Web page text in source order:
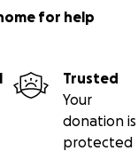
for help
Trusted
Your
donation is
protected